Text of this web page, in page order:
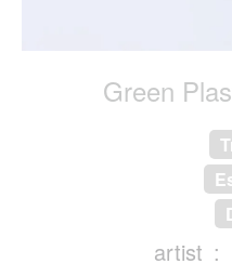
Green
artist